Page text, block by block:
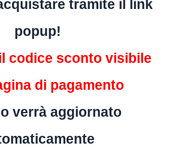
tramite il link
popup!
codice sconto visibile
di pagamento
verrà aggiornato